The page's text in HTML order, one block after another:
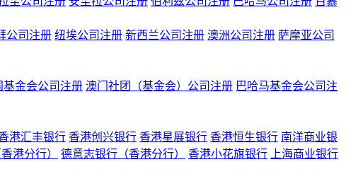
公司注册 纽埃公司注册 新西兰公司注册 澳洲公司注册 萨摩亚公司
基金会公司注册 澳门社团（基金会）公司注册 巴哈马基金会公司注
港汇丰银行 香港创兴银行 香港星展银行 香港恒生银行 南洋商业银
港分行） 德意志银行（香港分行） 香港小花旗银行
上海商业银行